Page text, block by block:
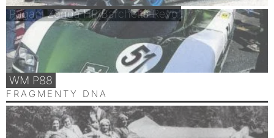
Pagani Zonda HP Barchetta Revo
WM P88
FRAGMENTY DNA